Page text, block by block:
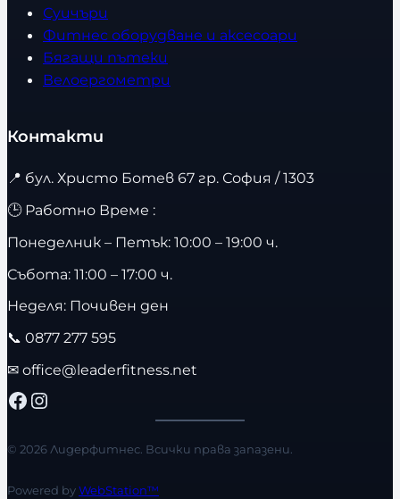
Суичъри
Фитнес оборудване и аксесоари
Бягащи пътеки
Велоергометри
Контакти
📍 бул. Христо Ботев 67 гр. София / 1303
🕒 Работно Време :
Понеделник – Петък: 10:00 – 19:00 ч.
Събота: 11:00 – 17:00 ч.
Неделя: Почивен ден
📞 0877 277 595
✉ office@leaderfitness.net
Facebook Instagram
© 2026 Лидерфитнес. Всички права запазени.
Powered byWebStation™